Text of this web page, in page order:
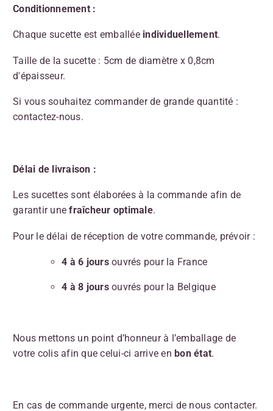
Conditionnement :
Chaque sucette est emballée individuellement.
Taille de la sucette : 5cm de diamètre x 0,8cm
d'épaisseur.
Si vous souhaitez commander de grande quantité :
contactez-nous.
Délai de livraison :
Les sucettes sont élaborées à la commande afin de
garantir unefraîcheur optimale.
Pour le délai de réception de votre commande, prévoir :
4 à 6 jours ouvrés pour la France
4 à 8 jours ouvrés pour la Belgique
Nous mettons un point d’honneur à l’emballage de
votre colis afin que celui-ci arrive en bon état.
En cas de commande urgente, merci de nous contacter.